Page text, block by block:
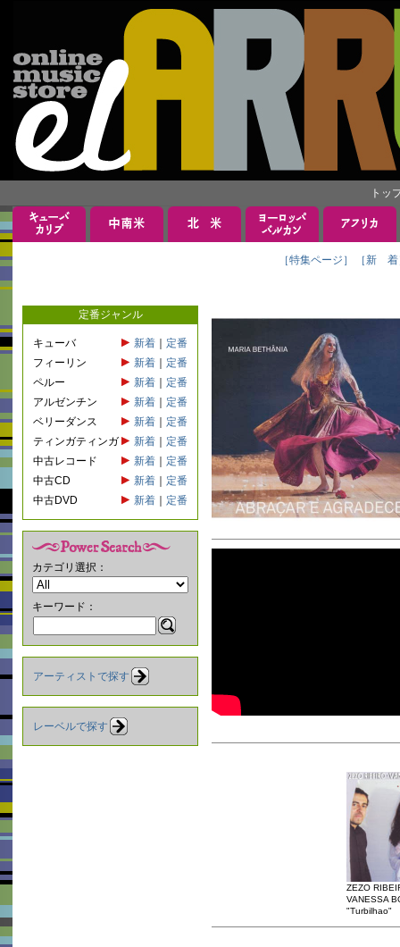
トッ
［特集ページ］ ［新 着
定番ジャンル
キューバ 新着
定番
フィーリン
新着
定番
ペルー
新着
定番
アルゼンチン
新着
定番
ベリーダンス
新着
定番
ティンガティンガ
新着
定番
中古レコード
新着
定番
中古CD
新着
定番
中古DVD
新着 定番
カテゴリ選択：
キーワード：
アーティストで探す
レーベルで探す
ZEZO
VANESSA
"Turbilhao"